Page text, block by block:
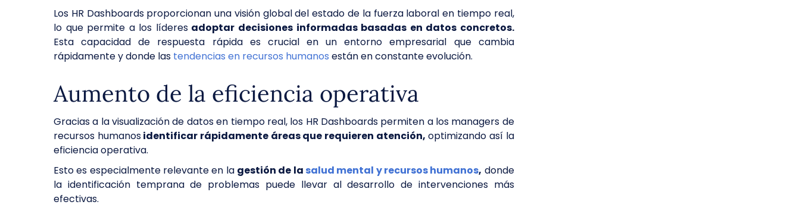
Los HR Dashboards proporcionan una visión global del estado de la fuerza laboral en tiempo real,
lo que permite a los líderesadoptar decisiones informadas basadas en datos concretos.
Esta capacidad de respuesta rápida es crucial en un entorno empresarial que cambia
rápidamente y donde las tendencias en recursos humanos están en constante evolución.
Aumento de la eficiencia operativa
Gracias a la visualización de datos en tiempo real, los HR Dashboards permiten a los managers de
recursos humanosidentificar rápidamente áreas que requieren atención, optimizando así la
eficiencia operativa.
Esto es especialmente relevante en la gestión de la salud mental y recursos humanos, donde
la identificación temprana de problemas puede llevar al desarrollo de intervenciones más
efectivas.